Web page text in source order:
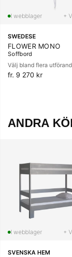
+
SWEDESE
FLOWER MONO
Soffbord
Välj bland flera
fr. 9 270 kr
ANDRA
+
SVENSKA HEM